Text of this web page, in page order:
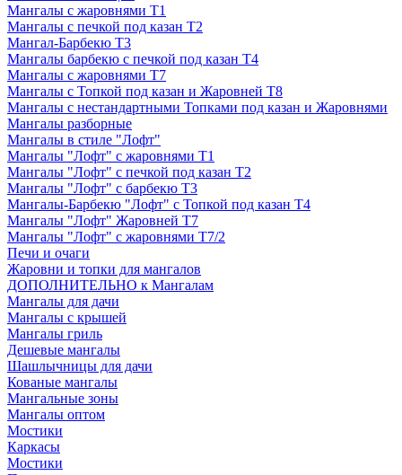
Мангалы с жаровнями Т1
Мангалы с печкой под казан Т2
Мангал-Барбекю Т3
Мангалы барбекю с печкой под казан Т4
Мангалы с жаровнями Т7
Мангалы с Топкой под казан и Жаровней Т8
Мангалы с нестандартными Топками под казан и Жаровнями
Мангалы разборные
Мангалы в стиле "Лофт"
Мангалы "Лофт" с жаровнями Т1
Мангалы "Лофт" с печкой под казан Т2
Мангалы "Лофт" с барбекю Т3
Мангалы-Барбекю "Лофт" с Топкой под казан Т4
Мангалы "Лофт" Жаровней Т7
Мангалы "Лофт" с жаровнями Т7/2
Печи и очаги
Жаровни и топки для мангалов
ДОПОЛНИТЕЛЬНО к Мангалам
Мангалы для дачи
Мангалы с крышей
Мангалы гриль
Дешевые мангалы
Шашлычницы для дачи
Кованые мангалы
Мангальные зоны
Мангалы оптом
Мостики
Каркасы
Мостики